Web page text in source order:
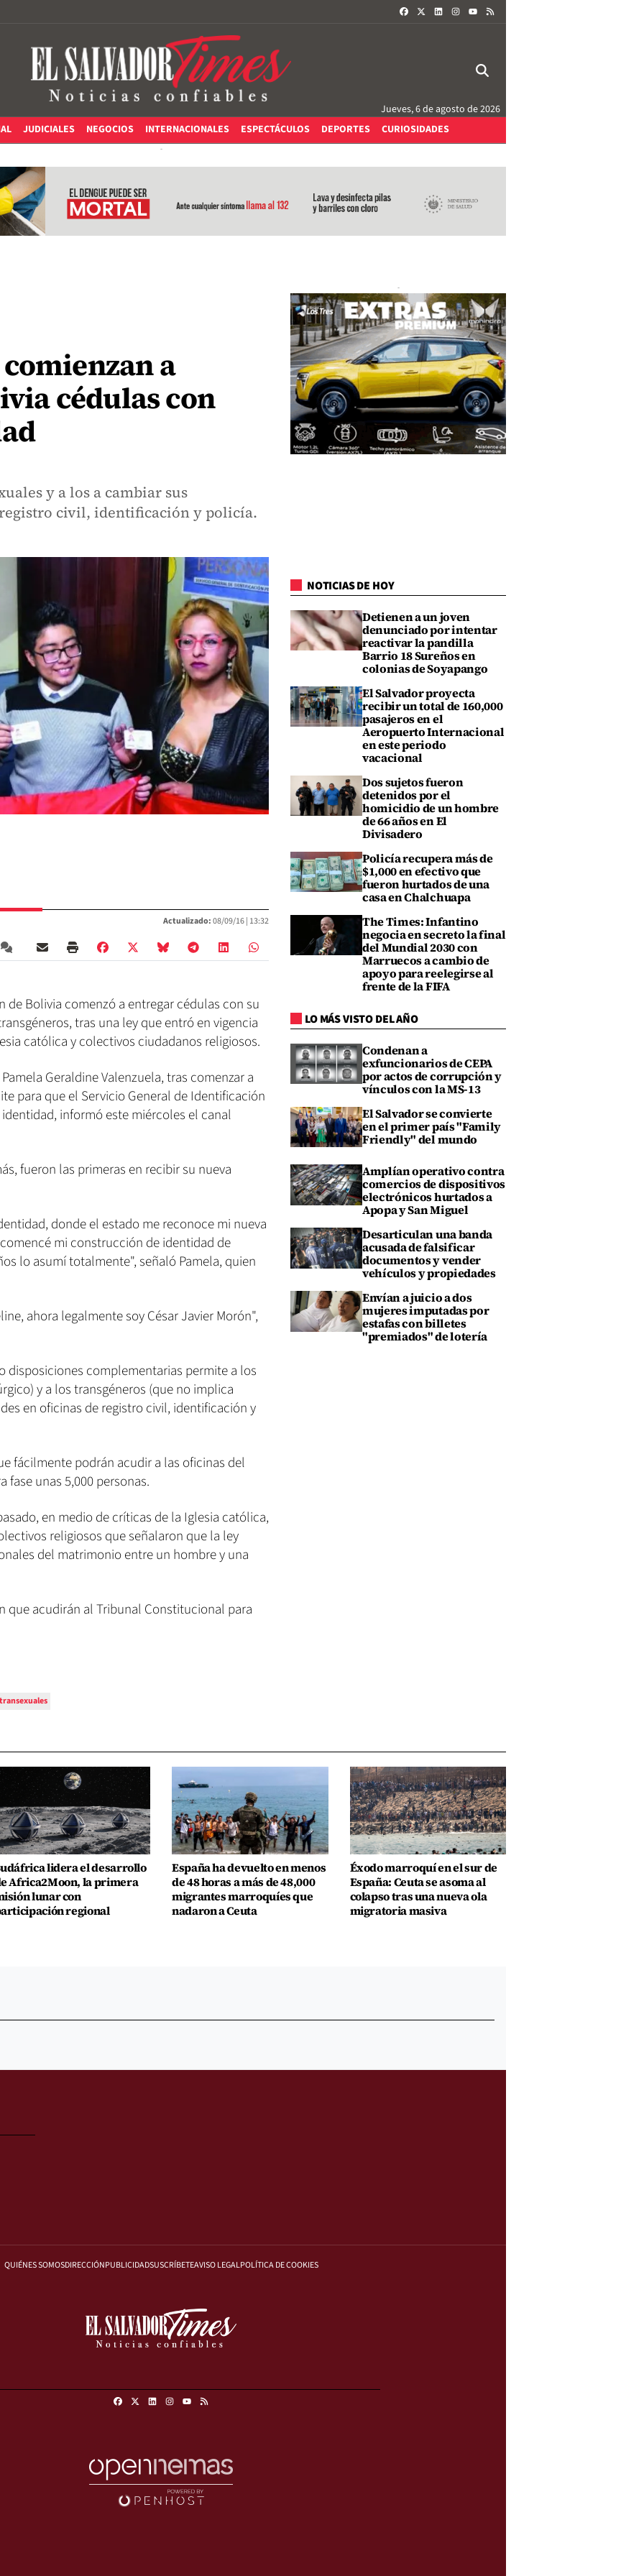
FACEBOOKLINKEDININSTAGRAM
Jueves, 6 de agosto de 2026
JUDICIALES NEGOCIOS INTERNACIONALES ESPECTÁCULOS DEPORTES CURIOSIDADES
a
cédulas con
y a los a cambiar sus
civil, identificación y policía.
Actualizado:08/09/16 | 13:32
Bolivia comenzó a entregar cédulas con su
tras una ley que entró en vigencia
católica y colectivos ciudadanos religiosos.
Geraldine Valenzuela, tras comenzar a
para que el Servicio General de Identificación
informó este miércoles el canal
fueron las primeras en recibir su nueva
donde el estado me reconoce mi nueva
mi construcción de identidad de
lo asumí totalmente", señaló Pamela, quien
ahora legalmente soy César Javier Morón",
disposiciones complementarias permite a los
y a los transgéneros (que no implica
en oficinas de registro civil, identificación y
fácilmente podrán acudir a las oficinas del
fase unas 5,000 personas.
en medio de críticas de la Iglesia católica,
religiosos que señalaron que la ley
del matrimonio entre un hombre y una
que acudirán al Tribunal Constitucional para
transexuales
NOTICIAS DE HOY
Detienen a un joven
denunciado por intentar
reactivar la pandilla
Barrio 18 Sureños en
colonias de Soyapango
El Salvador proyecta
recibir un total de 160,000
pasajeros en el
Aeropuerto Internacional
en este periodo
vacacional
Dos sujetos fueron
detenidos por el
homicidio de un hombre
de 66 años en El
Divisadero
Policía recupera más de
$1,000 en efectivo que
fueron hurtados de una
casa en Chalchuapa
The Times: Infantino
negocia en secreto la final
del Mundial 2030 con
Marruecos a cambio de
apoyo para reelegirse al
frente de la FIFA
LO MÁS VISTO DEL AÑO
Condenan a
exfuncionarios de CEPA
por actos de corrupción y
vínculos con la MS-13
El Salvador se convierte
en el primer país "Family
Friendly" del mundo
Amplían operativo contra
comercios de dispositivos
electrónicos hurtados a
Apopa y San Miguel
Desarticulan una banda
acusada de falsificar
documentos y vender
vehículos y propiedades
Envían a juicio a dos
mujeres imputadas por
estafas con billetes
"premiados" de lotería
lidera el desarrollo
Africa2Moon, la primera
lunar con
regional
España ha devuelto en menos
de 48 horas a más de 48,000
migrantes marroquíes que
nadaron a Ceuta
Éxodo marroquí en el sur de
España: Ceuta se asoma al
colapso tras una nueva ola
migratoria masiva
QUIÉNES SOMOSDIRECCIÓNPUBLICIDADSUSCRÍBETEAVISO LEGALPOLÍTICA DE COOKIES
FacebookLinkedinInstagram